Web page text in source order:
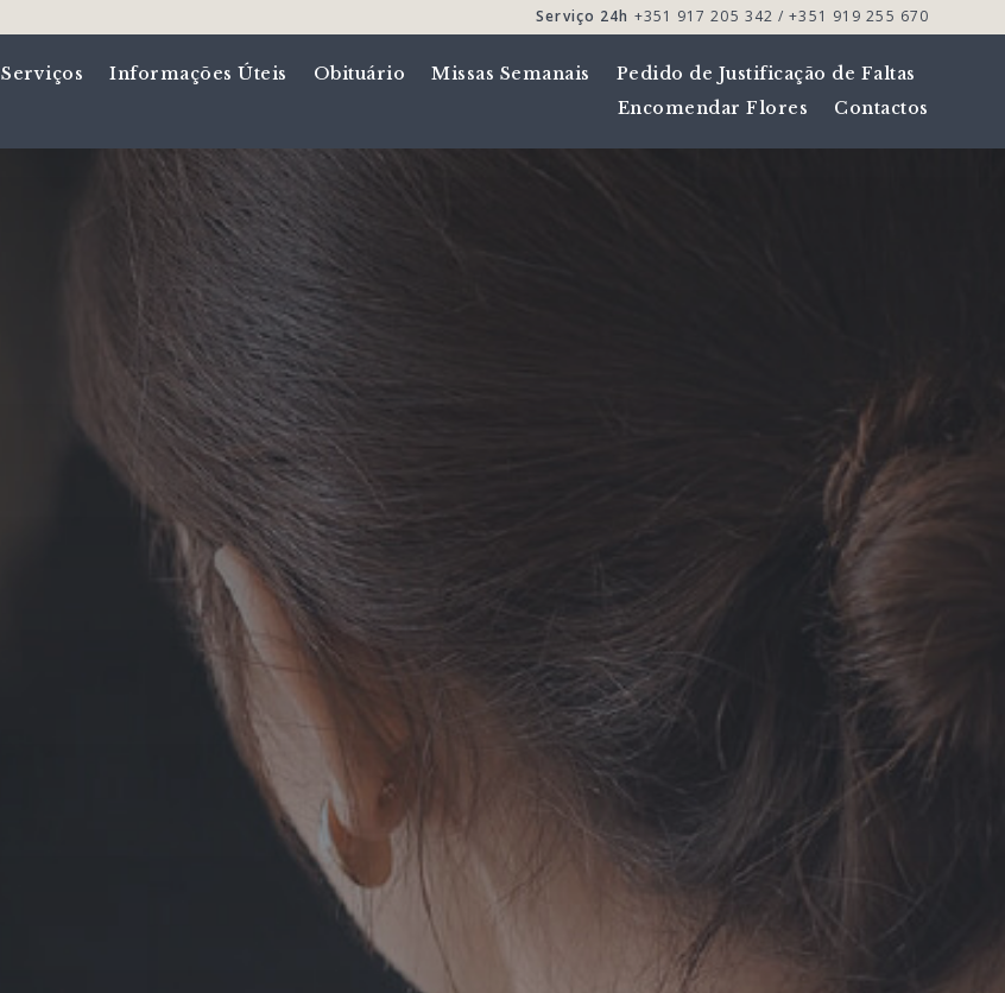
Serviço 24h +351 917 205 342 / +351 919 255 670
Serviços Informações Úteis Obituário Missas Semanais
Pedido de Justificação de Faltas
Encomendar Flores
Contactos